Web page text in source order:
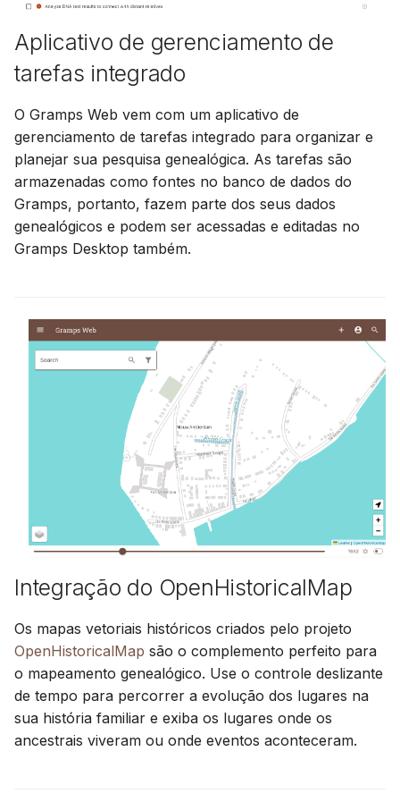
Aplicativo de gerenciamento de
tarefas integrado
O Gramps Web vem com um aplicativo de
gerenciamento de tarefas integrado para organizar e
planejar sua pesquisa genealógica. As tarefas são
armazenadas como fontes no banco de dados do
Gramps, portanto, fazem parte dos seus dados
genealógicos e podem ser acessadas e editadas no
Gramps Desktop também.
Integração do OpenHistoricalMap
Os mapas vetoriais históricos criados pelo projeto
OpenHistoricalMap são o complemento perfeito para
o mapeamento genealógico. Use o controle deslizante
de tempo para percorrer a evolução dos lugares na
sua história familiar e exiba os lugares onde os
ancestrais viveram ou onde eventos aconteceram.